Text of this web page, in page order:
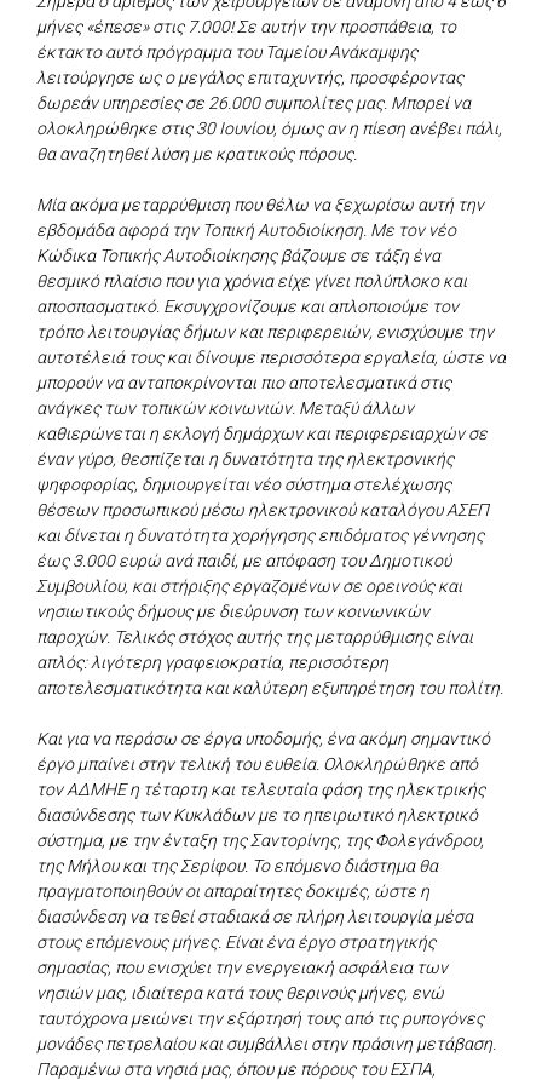
μήνες «έπεσε» στις 7.000! Σε αυτήν την προσπάθεια, το
έκτακτο αυτό πρόγραμμα του Ταμείου Ανάκαμψης
λειτούργησε ως ο μεγάλος επιταχυντής, προσφέροντας
δωρεάν υπηρεσίες σε 26.000 συμπολίτες μας. Μπορεί να
ολοκληρώθηκε στις 30 Ιουνίου, όμως αν η πίεση ανέβει πάλι,
θα αναζητηθεί λύση με κρατικούς πόρους.
Μία ακόμα μεταρρύθμιση που θέλω να ξεχωρίσω αυτή την
εβδομάδα αφορά την Τοπική Αυτοδιοίκηση. Με τον νέο
Κώδικα Τοπικής Αυτοδιοίκησης βάζουμε σε τάξη ένα
θεσμικό πλαίσιο που για χρόνια είχε γίνει πολύπλοκο και
αποσπασματικό. Εκσυγχρονίζουμε και απλοποιούμε τον
τρόπο λειτουργίας δήμων και περιφερειών, ενισχύουμε την
αυτοτέλειά τους και δίνουμε περισσότερα εργαλεία, ώστε να
μπορούν να ανταποκρίνονται πιο αποτελεσματικά στις
ανάγκες των τοπικών κοινωνιών. Μεταξύ άλλων
καθιερώνεται η εκλογή δημάρχων και περιφερειαρχών σε
έναν γύρο, θεσπίζεται η δυνατότητα της ηλεκτρονικής
ψηφοφορίας, δημιουργείται νέο σύστημα στελέχωσης
θέσεων προσωπικού μέσω ηλεκτρονικού καταλόγου ΑΣΕΠ
και δίνεται η δυνατότητα χορήγησης επιδόματος γέννησης
έως 3.000 ευρώ ανά παιδί, με απόφαση του Δημοτικού
Συμβουλίου, και στήριξης εργαζομένων σε ορεινούς και
νησιωτικούς δήμους με διεύρυνση των κοινωνικών
παροχών. Τελικός στόχος αυτής της μεταρρύθμισης είναι
απλός: λιγότερη γραφειοκρατία, περισσότερη
αποτελεσματικότητα και καλύτερη εξυπηρέτηση του πολίτη.
Και για να περάσω σε έργα υποδομής, ένα ακόμη σημαντικό
έργο μπαίνει στην τελική του ευθεία. Ολοκληρώθηκε από
τον ΑΔΜΗΕ η τέταρτη και τελευταία φάση της ηλεκτρικής
διασύνδεσης των Κυκλάδων με το ηπειρωτικό ηλεκτρικό
σύστημα, με την ένταξη της Σαντορίνης, της Φολεγάνδρου,
της Μήλου και της Σερίφου. Το επόμενο διάστημα θα
πραγματοποιηθούν οι απαραίτητες δοκιμές, ώστε η
διασύνδεση να τεθεί σταδιακά σε πλήρη λειτουργία μέσα
στους επόμενους μήνες. Είναι ένα έργο στρατηγικής
σημασίας, που ενισχύει την ενεργειακή ασφάλεια των
νησιών μας, ιδιαίτερα κατά τους θερινούς μήνες, ενώ
ταυτόχρονα μειώνει την εξάρτησή τους από τις ρυπογόνες
μονάδες πετρελαίου και συμβάλλει στην πράσινη μετάβαση.
Παραμένω στα νησιά μας, όπου με πόρους του ΕΣΠΑ,